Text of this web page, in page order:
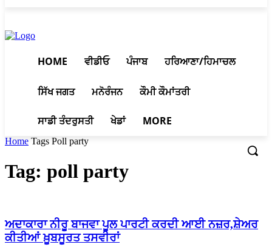
HOME ਵੀਡੀਓ ਪੰਜਾਬ ਹਰਿਆਣਾ/ਹਿਮਾਚਲ
ਸਿੱਖ ਜਗਤ ਮਨੋਰੰਜਨ ਕੌਮੀ ਕੌਮਾਂਤਰੀ
ਸਾਡੀ ਤੰਦਰੁਸਤੀ ਖੇਡਾਂ MORE
Home Tags Poll party
Tag: poll party
ਅਦਾਕਾਰਾ ਨੀਰੂ ਬਾਜਵਾ ਪੂਲ ਪਾਰਟੀ ਕਰਦੀ ਆਈ ਨਜ਼ਰ,ਸ਼ੇਅਰ
ਕੀਤੀਆਂ ਖ਼ੂਬਸੂਰਤ ਤਸਵੀਰਾਂ